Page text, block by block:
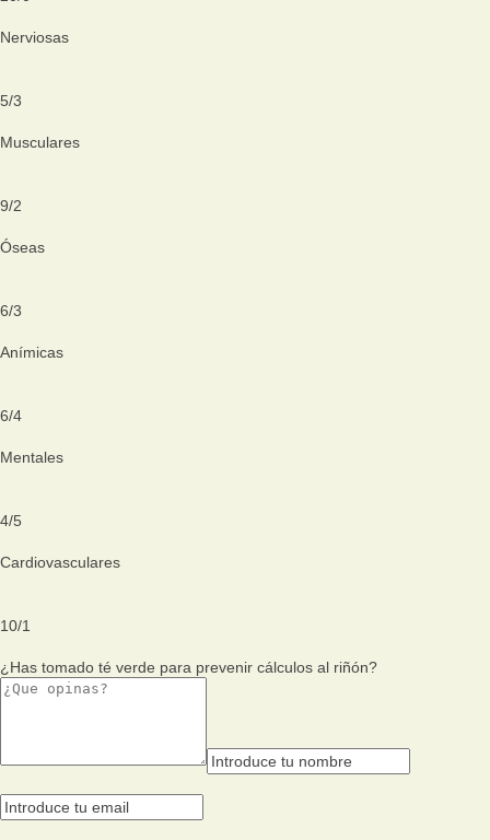
Nerviosas
5/3
Musculares
9/2
Óseas
6/3
Anímicas
6/4
Mentales
4/5
Cardiovasculares
10/1
¿Has tomado té verde para prevenir cálculos al riñón?